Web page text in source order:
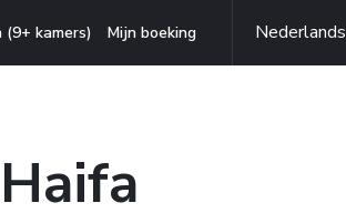
(9+ kamers) Mijn boeking Nederlands